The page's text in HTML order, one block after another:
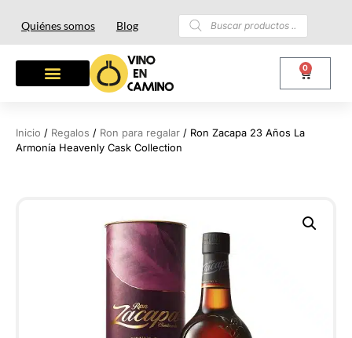
Quiénes somos Blog
0
Inicio / Regalos / Ron para regalar / Ron Zacapa 23 Años La
Armonía Heavenly Cask Collection